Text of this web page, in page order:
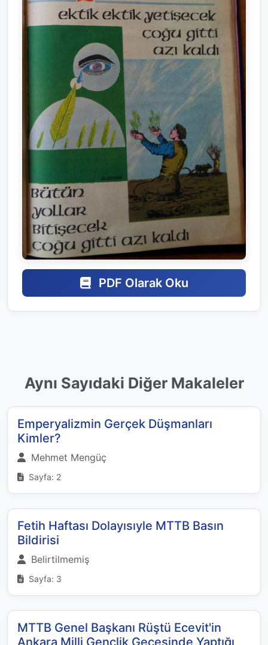
PDF Olarak Oku
Aynı Sayıdaki Diğer Makaleler
Emperyalizmin Gerçek Düşmanları
Kimler?
Mehmet Mengüç
Sayfa: 2
Fetih Haftası Dolayısıyle MTTB Basın
Bildirisi
Belirtilmemiş
Sayfa: 3
MTTB Genel Başkanı Rüştü Ecevit'in
Ankara Milli Gençlik Gecesinde Yaptığı